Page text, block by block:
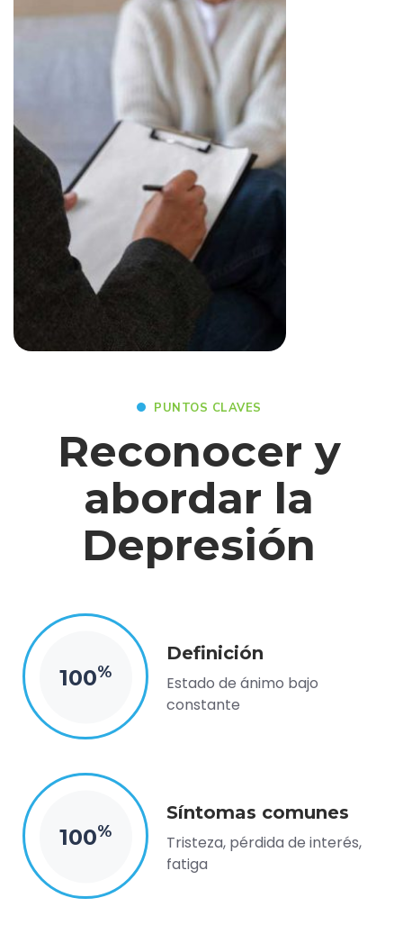
PUNTOS CLAVES
Reconocer y
abordar la
Depresión
100%
Definición
Estado de ánimo bajo
constante
100%
Síntomas comunes
Tristeza, pérdida de interés,
fatiga